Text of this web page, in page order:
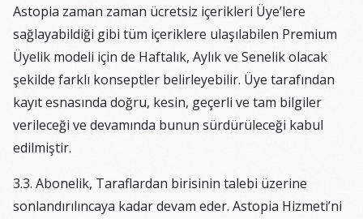
Astopia zaman zaman ücretsiz içerikleri Üye’lere
sağlayabildiği gibi tüm içeriklere ulaşılabilen Premium
Üyelik modeli için de Haftalık, Aylık ve Senelik olacak
şekilde farklı konseptler belirleyebilir. Üye tarafından
kayıt esnasında doğru, kesin, geçerli ve tam bilgiler
verileceği ve devamında bunun sürdürüleceği kabul
edilmiştir.
3.3. Abonelik, Taraflardan birisinin talebi üzerine
sonlandırılıncaya kadar devam eder. Astopia Hizmeti’ni